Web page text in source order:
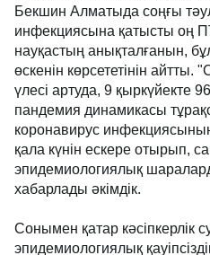
Бекшин Алматыда соңғы
инфекциясына қатысты оң
науқастың анықталғанын,
өскенін көрсететінін
үлесі артуда, 9 қыркүйекте
пандемия динамикасы
коронавирус
қала күнін ескере отырып,
эпидемиологиялық
хабарлады әкімдік.
Сонымен қатар кәсіпкерлік
эпидемиологиялық